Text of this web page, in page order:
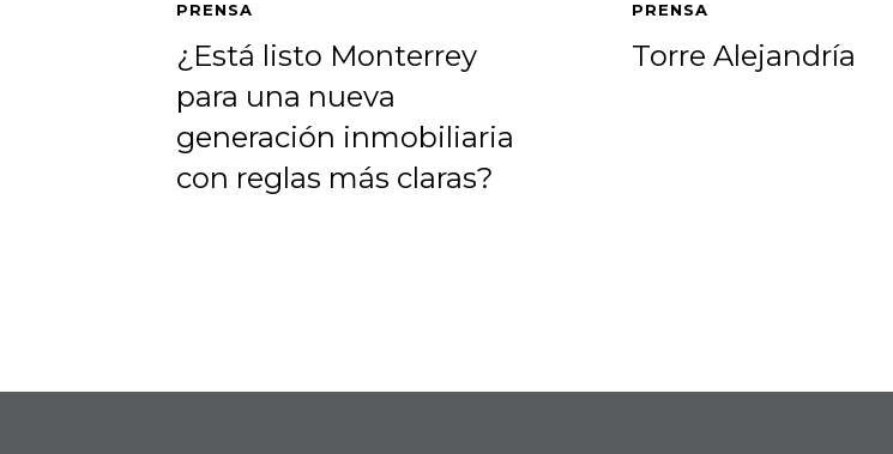
PRENSA
¿Está listo Monterrey
para una nueva
generación inmobiliaria
con reglas más claras?
PRENSA
Torre Alejandría